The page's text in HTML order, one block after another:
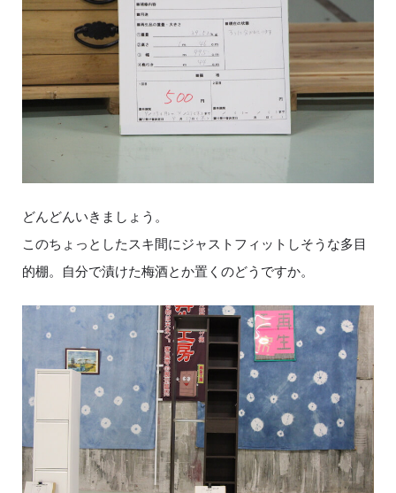
どんどんいきましょう。
このちょっとしたスキ間にジャストフィットしそうな多目
的棚。自分で漬けた梅酒とか置くのどうですか。